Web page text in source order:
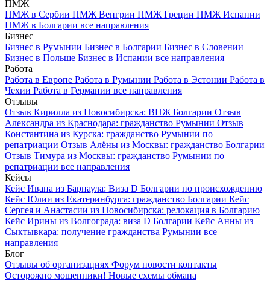
ПМЖ
ПМЖ в Сербии ПМЖ Венгрии ПМЖ Греции ПМЖ Испании
ПМЖ в Болгарии все направления
Бизнес
Бизнес в Румынии Бизнес в Болгарии Бизнес в Словении
Бизнес в Польше Бизнес в Испании все направления
Работа
Работа в Европе Работа в Румынии Работа в Эстонии Работа в
Чехии Работа в Германии все направления
Отзывы
Отзыв Кирилла из Новосибирска: ВНЖ Болгарии Отзыв
Александра из Краснодара: гражданство Румынии Отзыв
Константина из Курска: гражданство Румынии по
репатриации Отзыв Алёны из Москвы: гражданство Болгарии
Отзыв Тимура из Москвы: гражданство Румынии по
репатриации все направления
Кейсы
Кейс Ивана из Барнаула: Виза D Болгарии по происхождению
Кейс Юлии из Екатеринбурга: гражданство Болгарии Кейс
Сергея и Анастасии из Новосибирска: релокация в Болгарию
Кейс Ирины из Волгограда: виза D Болгарии Кейс Анны из
Сыктывкара: получение гражданства Румынии все
направления
Блог
Отзывы об организациях Форум новости контакты
Осторожно мошенники! Новые схемы обмана